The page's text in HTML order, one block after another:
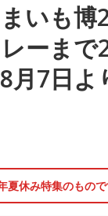
まいも
ーまで
月7日よ
夏休み特集のもの